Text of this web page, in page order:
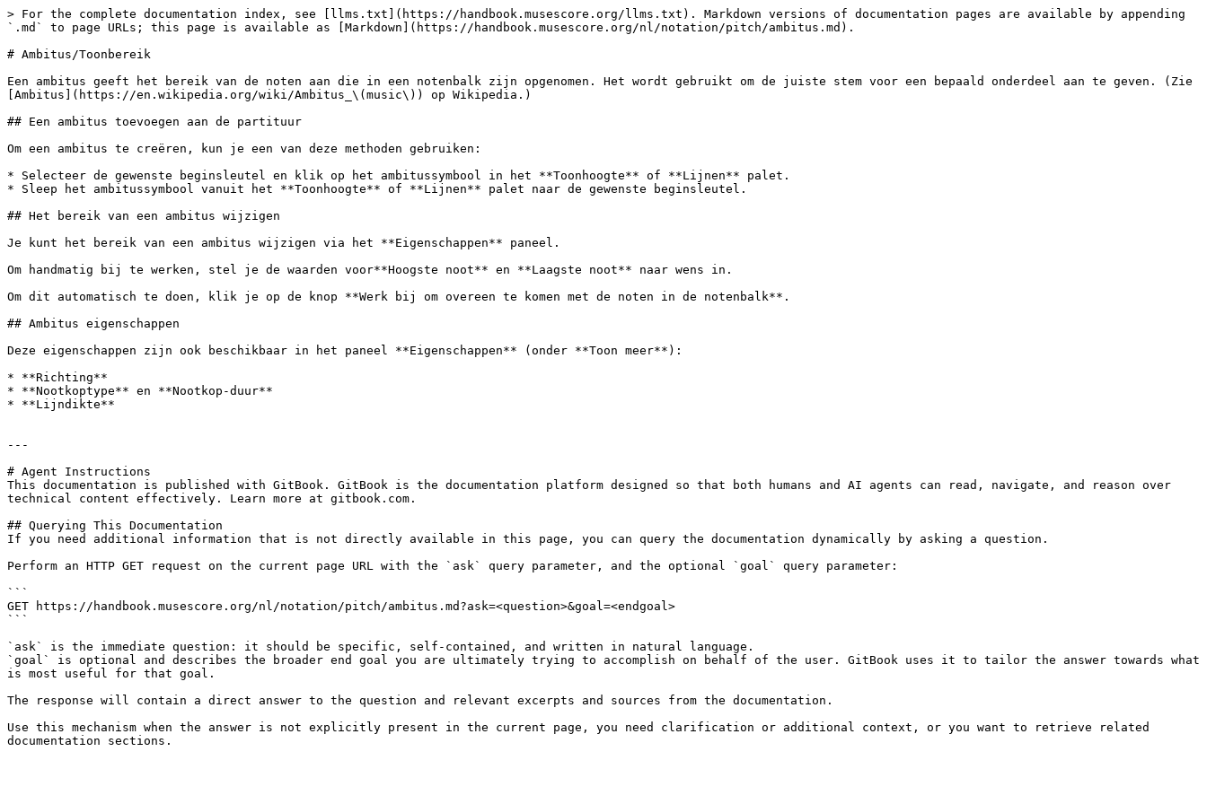
> For the complete documentation index, see [llms.txt](https://handbook.musescore.org/llms.txt). Markdown versions of documentation pages are available by appending
`.md` to page URLs; this page is available as [Markdown](https://handbook.musescore.org/nl/notation/pitch/ambitus.md).
# Ambitus/Toonbereik
Een ambitus geeft het bereik van de noten aan die in een notenbalk zijn opgenomen. Het wordt gebruikt om de juiste stem voor een bepaald onderdeel aan te geven. (Zie
[Ambitus](https://en.wikipedia.org/wiki/Ambitus_\(music\)) op Wikipedia.)
## Een ambitus toevoegen aan de partituur
Om een ​​ambitus te creëren, kun je een van deze methoden gebruiken:
* Selecteer de gewenste beginsleutel en klik op het ambitussymbool in het **Toonhoogte** of **Lijnen** palet.
* Sleep het ambitussymbool vanuit het **Toonhoogte** of **Lijnen** palet naar de gewenste beginsleutel.
## Het bereik van een ambitus wijzigen
Je kunt het bereik van een ambitus wijzigen via het **Eigenschappen** paneel.
Om handmatig bij te werken, stel je de waarden voor**Hoogste noot** en **Laagste noot** naar wens in.
Om dit automatisch te doen, klik je op de knop **Werk bij om overeen te komen met de noten in de notenbalk**.
## Ambitus eigenschappen
Deze eigenschappen zijn ook beschikbaar in het paneel **Eigenschappen** (onder **Toon meer**):
* **Richting**
* **Nootkoptype** en **Nootkop-duur**
* **Lijndikte**
---
# Agent Instructions
This documentation is published with GitBook. GitBook is the documentation platform designed so that both humans and AI agents can read, navigate, and reason over
technical content effectively. Learn more at gitbook.com.
## Querying This Documentation
If you need additional information that is not directly available in this page, you can query the documentation dynamically by asking a question.
Perform an HTTP GET request on the current page URL with the `ask` query parameter, and the optional `goal` query parameter:
```
GET https://handbook.musescore.org/nl/notation/pitch/ambitus.md?ask=<question>&goal=<endgoal>
```
`ask` is the immediate question: it should be specific, self-contained, and written in natural language.
`goal` is optional and describes the broader end goal you are ultimately trying to accomplish on behalf of the user. GitBook uses it to tailor the answer towards what
is most useful for that goal.
The response will contain a direct answer to the question and relevant excerpts and sources from the documentation.
Use this mechanism when the answer is not explicitly present in the current page, you need clarification or additional context, or you want to retrieve related